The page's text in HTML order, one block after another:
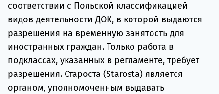
соответствии с Польской классификацией
видов деятельности ДОК, в которой выдаются
разрешения на временную занятость для
иностранных граждан. Только работа в
подклассах, указанных в регламенте, требует
разрешения. Староста (Starosta) является
органом, уполномоченным выдавать